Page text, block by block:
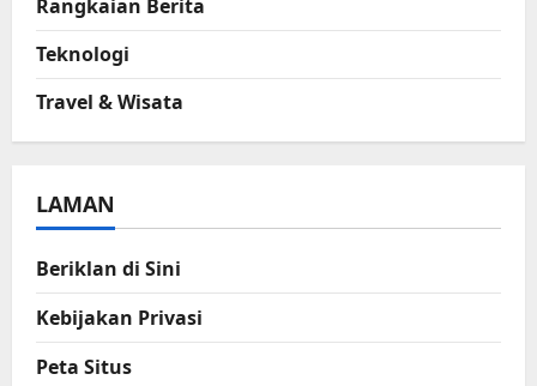
Rangkaian Berita
Teknologi
Travel & Wisata
LAMAN
Beriklan di Sini
Kebijakan Privasi
Peta Situs